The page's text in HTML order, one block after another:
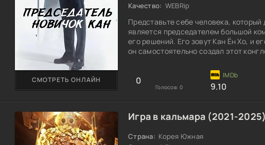
Качество: WEBRip
Представьте себе человека,
является председателем большой
его решений. Его зовут Кан Ён Хо, и
он самостоятельно создал этот
СМОТРЕТЬ ОНЛАЙН 0
Голосов: 0 9.10
Игра в кальмара (2021-2025)
Страна: Корея Южная